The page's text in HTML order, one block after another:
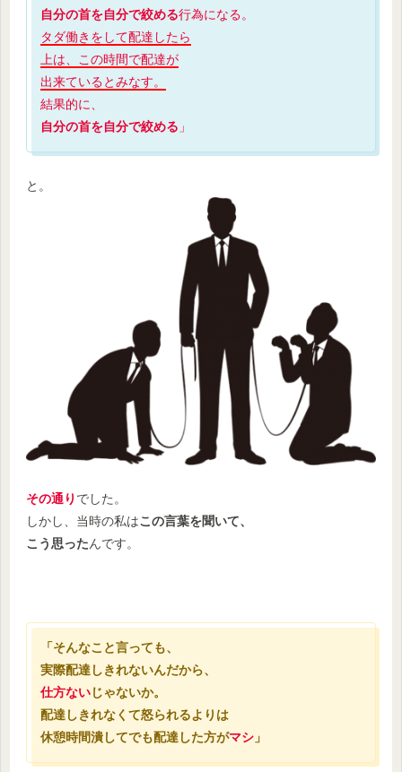
自分の首を自分で絞める行為になる。
タダ働きをして配達したら
上は、この時間で配達が
出来ているとみなす。
結果的に、
自分の首を自分で絞める 」
と。
その通り でした。
しかし、当時の私はこの言葉を聞いて、
こう思ったんです。
「そんなこと言っても、
実際配達しきれないんだから、
仕方ないじゃないか。
配達しきれなくて怒られるよりは
休憩時間潰してでも配達した方がマシ 」